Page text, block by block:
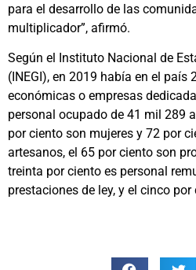
para el desarrollo de las
multiplicador”, afirmó.
Según el Instituto Nacional de
(INEGI), en 2019 había en el país
económicas o empresas
personal ocupado de 41 mil 289
por ciento son mujeres y 72 por
artesanos, el 65 por ciento son
treinta por ciento es personal
prestaciones de ley, y el cinco